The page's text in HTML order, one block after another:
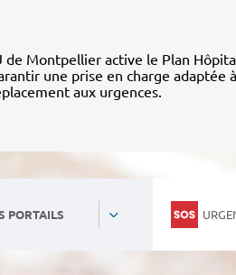
de Montpellier active le Plan
une prise en charge adaptée
aux urgences.
PORTAILS